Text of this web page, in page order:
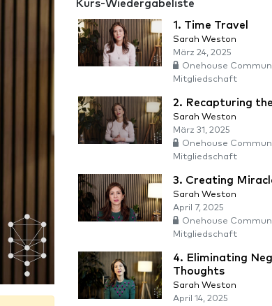
Kurs-Wiedergabeliste
1. Time Travel
Sarah Weston
März 24, 2025
Onehouse
Mitgliedschaft
2. Recapturing
Sarah Weston
März 31, 2025
Onehouse
Mitgliedschaft
3. Creating
Sarah Weston
April 7, 2025
Onehouse
Mitgliedschaft
4. Eliminating
Thoughts
Sarah Weston
April 14, 2025